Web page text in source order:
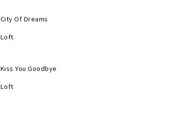
City Of Dreams
Loft
Kiss You Goodbye
Loft